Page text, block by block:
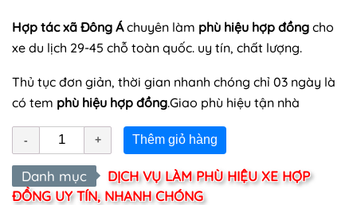
Hợp tác xã Đông Áchuyên làm phù hiệu hợp đồng cho
xe du lịch 29-45 chỗ toàn quốc. uy tín, chất lượng.
Thủ tục đơn giản, thời gian nhanh chóng chỉ 03 ngày là
có tem phù hiệu hợp đồng.Giao phù hiệu tận nhà
Thêm giỏ hàng
Danh mục
DỊCH VỤ LÀM PHÙ HIỆU XE HỢP
ĐỒNG UY TÍN, NHANH CHÓNG